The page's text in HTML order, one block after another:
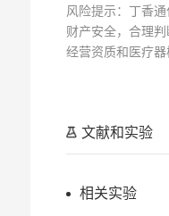
风险提示：丁香
财产安全，合理
经营资质和医疗器
文献和实验
相关实验